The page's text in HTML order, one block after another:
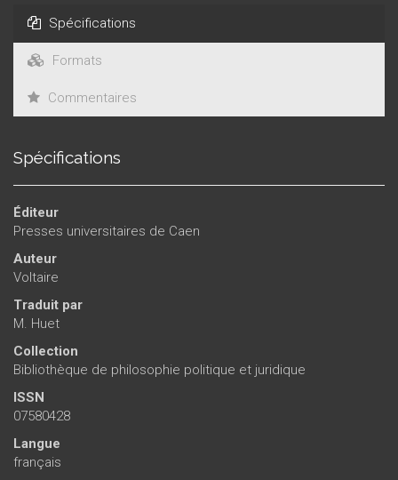
Spécifications
Formats
Commentaires
Spécifications
Éditeur
Presses universitaires de Caen
Auteur
Voltaire
Traduit par
M. Huet
Collection
Bibliothèque de philosophie politique et juridique
ISSN
07580428
Langue
français